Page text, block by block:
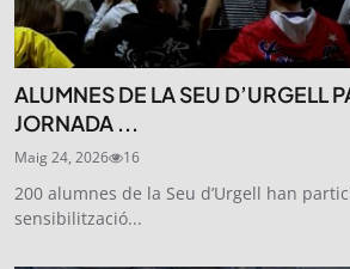
ALUMNES DE LA SEU D’URGELL
JORNADA ...
Maig 24, 2026 16
200 alumnes de la Seu d’Urgell han
sensibilització...